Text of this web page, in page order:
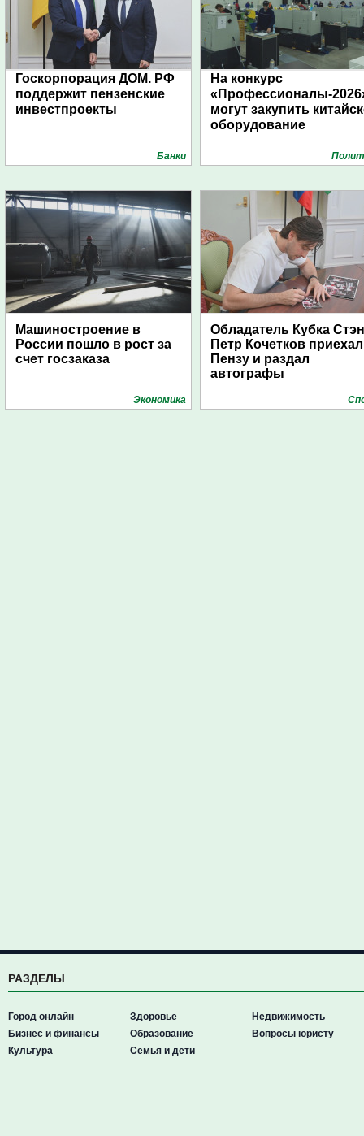
Госкорпорация ДОМ. РФ
поддержит пензенские
инвестпроекты
Банки
На конкурс
«Профессионалы-
могут закупить
оборудование
Машиностроение в
России пошло в рост за
счет госзаказа
Экономика
Обладатель Кубка
Петр Кочетков
Пензу и раздал
автографы
РАЗДЕЛЫ
Город онлайн
Бизнес и финансы
Культура
Здоровье
Образование
Семья и дети
Недвижимость
Вопросы юристу